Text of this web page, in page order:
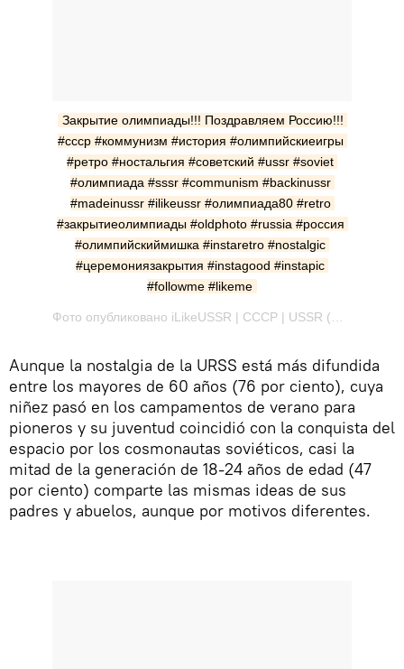
Закрытие олимпиады!!! Поздравляем Россию!!!
#ссср #коммунизм #история #олимпийскиеигры
#ретро #ностальгия #советский #ussr #soviet
#олимпиада #sssr #communism #backinussr
#madeinussr #ilikeussr #олимпиада80 #retro
#закрытиеолимпиады #oldphoto #russia #россия
#олимпийскиймишка #instaretro #nostalgic
#церемониязакрытия #instagood #instapic
#followme #likeme
Aunque la nostalgia de la URSS está más difundida
entre los mayores de 60 años (76 por ciento), cuya
niñez pasó en los campamentos de verano para
pioneros y su juventud coincidió con la conquista del
espacio por los cosmonautas soviéticos, casi la
mitad de la generación de 18-24 años de edad (47
por ciento) comparte las mismas ideas de sus
padres y abuelos, aunque por motivos diferentes.